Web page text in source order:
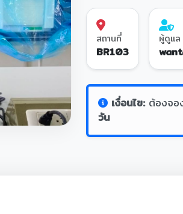
สถานที่
BR103
ผู้ดูแล
เงื่อนไข:ต้องจอ
วัน